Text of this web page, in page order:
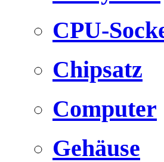
CPU-
Chipsatz
Computer
Gehäuse